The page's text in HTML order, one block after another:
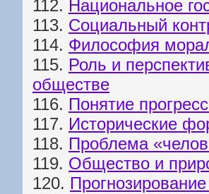
112. Национальное
113. Социальный
114. Философия
115. Роль и
обществе
116. Понятие
117. Исторические
118. Проблема
119. Общество и
120.